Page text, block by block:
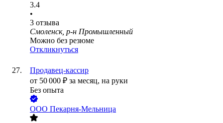
3.4
•
3 отзыва
Смоленск, р-н Промышленный
Можно без резюме
Откликнуться
Продавец-кассир
от 50 000 ₽ за месяц, на руки
Без опыта
ООО Пекарня-Мельница